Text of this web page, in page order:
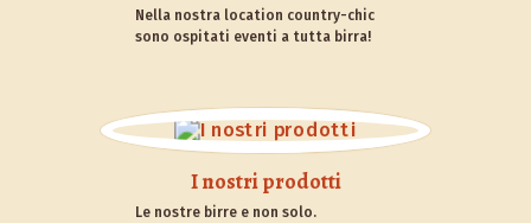
Nella nostra location country-chic
sono ospitati eventi a tutta birra!
I nostri prodotti
Le nostre birre e non solo.